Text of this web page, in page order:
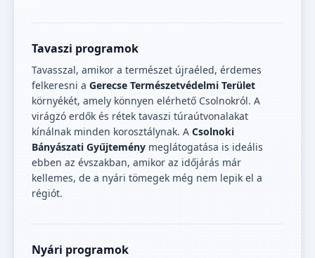
Tavaszi programok
Tavasszal, amikor a természet újraéled, érdemes
felkeresni a Gerecse Természetvédelmi Terület
környékét, amely könnyen elérhető Csolnokról. A
virágzó erdők és rétek tavaszi túraútvonalakat
kínálnak minden korosztálynak. A Csolnoki
Bányászati Gyűjtemény meglátogatása is ideális
ebben az évszakban, amikor az időjárás már
kellemes, de a nyári tömegek még nem lepik el a
régiót.
Nyári programok